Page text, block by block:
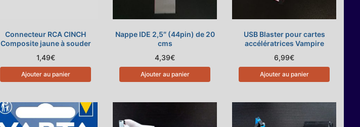
Connecteur RCA CINCH
Composite jaune à souder
1,49€
Ajouter au panier
Nappe IDE 2,5″ (44pin) de 20
cms
4,39€
Ajouter au panier
USB Blaster pour cartes
accélératrices Vampire
6,99€
Ajouter au panier